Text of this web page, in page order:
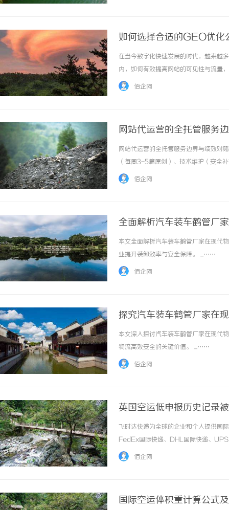
如何选择合适的GEO优化
在当今数字化快速发展的时代，越来越
内，如何有效提高网站的可见性与流量
化公司，将会对实现这一目标起到举足
佰企网
网站代运营的全托管服务
网站代运营的全托管服务边界与绩效
（每周3-5篇原创）、技术维护（安全
有权：合同明确网站流量、用户信息、
佰企网
全面解析汽车装车鹤管厂
本文全面解析汽车装车鹤管厂家在现代
业提升装卸效率与安全保障。 ...……
佰企网
探究汽车装车鹤管厂家在
本文深入探讨汽车装车鹤管厂家在现代
物流高效安全的关键价值。 ...……
佰企网
英国空运低申报历史记录
控-寄国际快递_上飞时达
飞时达快递为全球的企业和个人提供国
FedEx国际快递、DHL国际快递、
务。欧洲.美洲.非洲.东南亚促销价格
佰企网
国际空运体积重计算公式